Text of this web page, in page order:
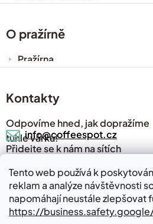
Tento web používá k
reklam a analýze návštěvnosti
napomáhají neustále zlepšovat
https://
Zakázková výroba
Ochrana osobních údajů
O pražírně
Pražírna
Prodejny
Kávový slovník
Napsali o nás
Blog
Kontakty
Kontakty
Odpovíme hned, jak dopražíme
tuhle várku!
info@coffeespot.cz
Přidejte se k nám na sítích
Kde nás najdete